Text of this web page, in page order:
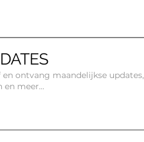
ontvang maandelijkse updates,
meer...